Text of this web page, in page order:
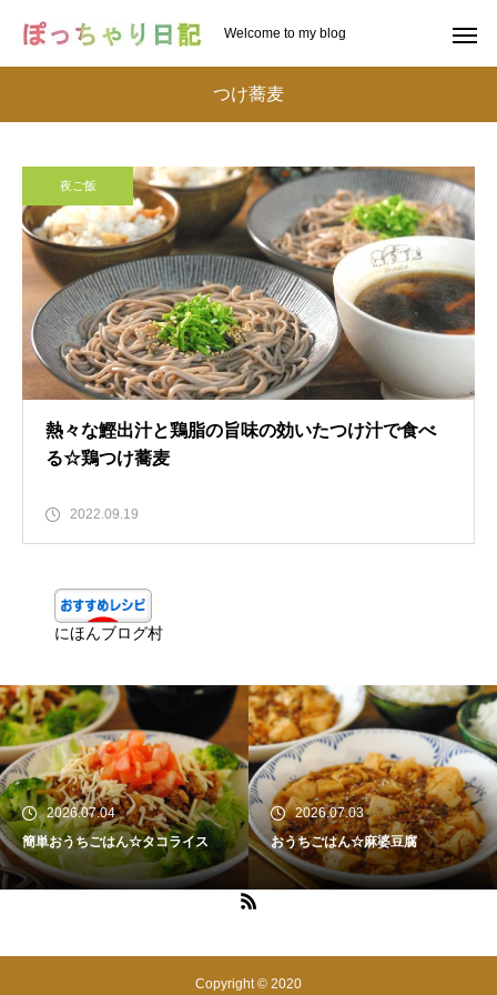
Welcome to my blog
つけ蕎麦
夜ご飯
熱々な鰹出汁と鶏脂の旨味の効いたつけ汁で食べ
る☆鶏つけ蕎麦
2022.09.19
にほんブログ村
2026.07.04
簡単おうちごはん☆タコライス
2026.07.03
おうちごはん☆麻婆豆腐
Copyright © 2020